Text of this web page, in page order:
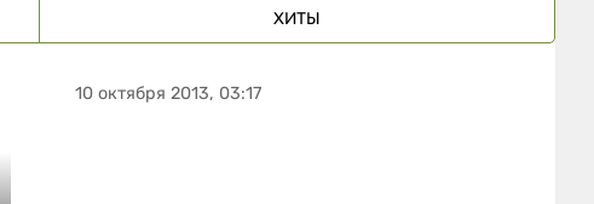
ХИТЫ
10 октября 2013, 03:17